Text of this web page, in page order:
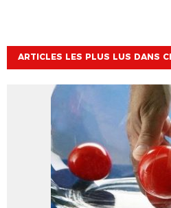
ARTICLES LES PLUS LUS DANS